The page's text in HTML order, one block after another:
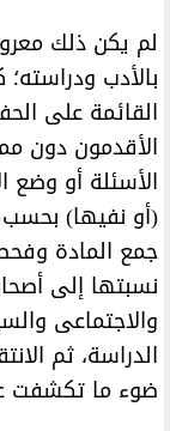
لم يكن ذلك
بالأدب
القائمة على
الأقدمون دون
الأسئلة أو وضع
(أو نفيها)
جمع المادة
نسبتها إلى
والاجتماعى
الدراسة، ثم
ضوء ما تكشفت